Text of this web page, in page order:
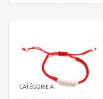
CATÉGORIE A